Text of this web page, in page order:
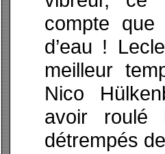
compte
d’eau !
meilleur
Nico
avoir roulé
détrempés